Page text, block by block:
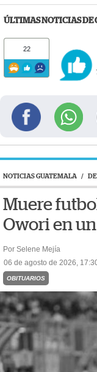
ÚLTIMAS NOTICIAS DE
22
NOTICIAS GUATEMALA /
Muere
Owori en
Por Selene Mejía
06 de agosto de 2026,
OBITUARIOS